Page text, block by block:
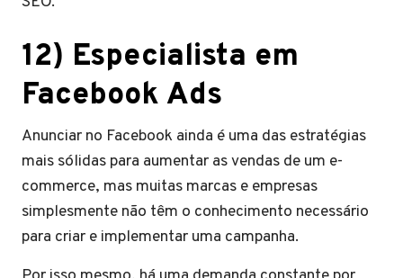
12) Especialista em
Facebook Ads
Anunciar no Facebook ainda é uma das estratégias
mais sólidas para aumentar as vendas de um e-
commerce, mas muitas marcas e empresas
simplesmente não têm o conhecimento necessário
para criar e implementar uma campanha.